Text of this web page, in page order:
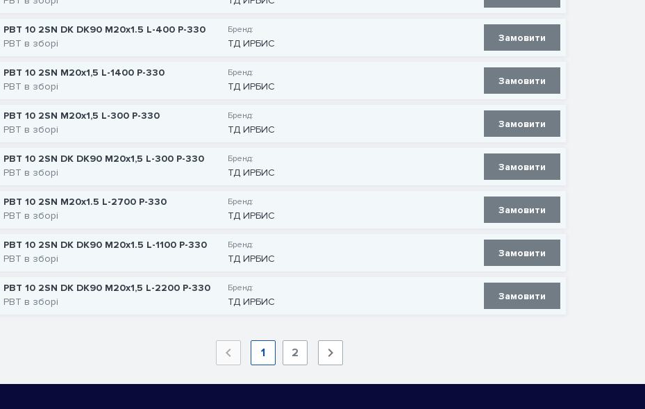
РВТ 10 2SN DK DK90 M20x1.5 L-400 P-330
РВТ в зборі
Бренд:
ТД ИРБИС Замовити
РВТ 10 2SN M20x1,5 L-1400 P-330
РВТ в зборі
Бренд:
ТД ИРБИС Замовити
РВТ 10 2SN M20x1,5 L-300 P-330
РВТ в зборі
Бренд:
ТД ИРБИС Замовити
РВТ 10 2SN DK DK90 M20x1,5 L-300 P-330
РВТ в зборі
Бренд:
ТД ИРБИС Замовити
РВТ 10 2SN M20x1.5 L-2700 P-330
РВТ в зборі
Бренд:
ТД ИРБИС Замовити
РВТ 10 2SN DK DK90 M20x1.5 L-1100 P-330
РВТ в зборі
Бренд:
ТД ИРБИС Замовити
РВТ 10 2SN DK DK90 M20x1,5 L-2200 P-330
РВТ в зборі
Бренд:
ТД ИРБИС Замовити
1 2